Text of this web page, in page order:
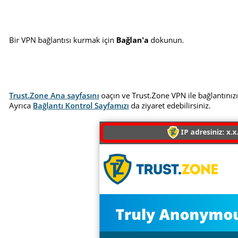
Bir VPN bağlantısı kurmak için Bağlan'a dokunun.
Trust.Zone Ana sayfasını oaçın ve Trust.Zone VPN ile
Ayrıca Bağlantı Kontrol Sayfamızı da ziyaret edebilirsiniz.
IP adresiniz: